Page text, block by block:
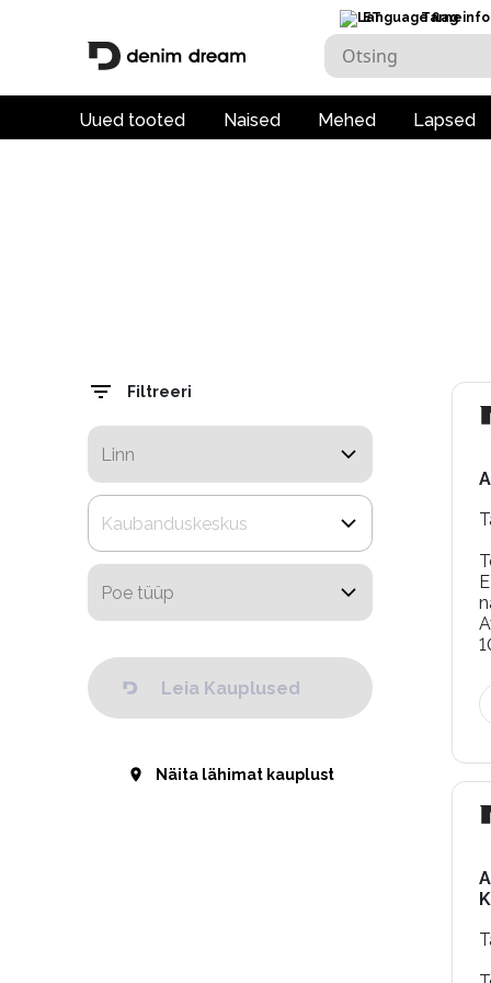
ET Tarneinfo
Uued tooted Naised Mehed Lapsed
Filtreeri
Leia Kauplused
Näita lähimat kauplust